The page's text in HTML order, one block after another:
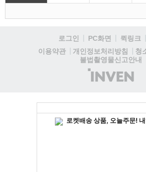
로그인 PC화면 퀵링크
이용약관
개인정보처리방침
청
불법촬영물신고안내
(주)
인